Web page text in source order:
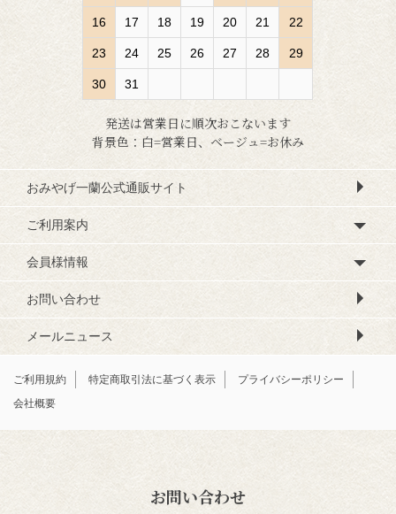
16 17 18 19 20 21 22
23 24 25 26 27 28 29
30 31
発送は営業日に順次おこないます
背景色：白=営業日、ベージュ=お休み
おみやげ一蘭公式通販サイト
ご利用案内
会員様情報
お問い合わせ
メールニュース
ご利用規約 特定商取引法に基づく表示
プライバシーポリシー
会社概要
お問い合わせ